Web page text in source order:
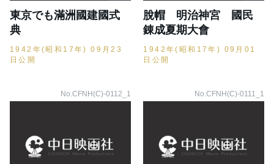
東京でも滿洲國建國式
典
1942年(昭和17年) 09月23
日公開
脫帽 明治神宮 國民
錬成夏期大會
1942年(昭和17年) 09月01
日公開
No.CFNH(C)-0112_1 No.CFNH(C)-0111_1